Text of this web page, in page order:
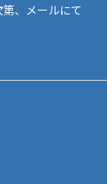
、メールにて